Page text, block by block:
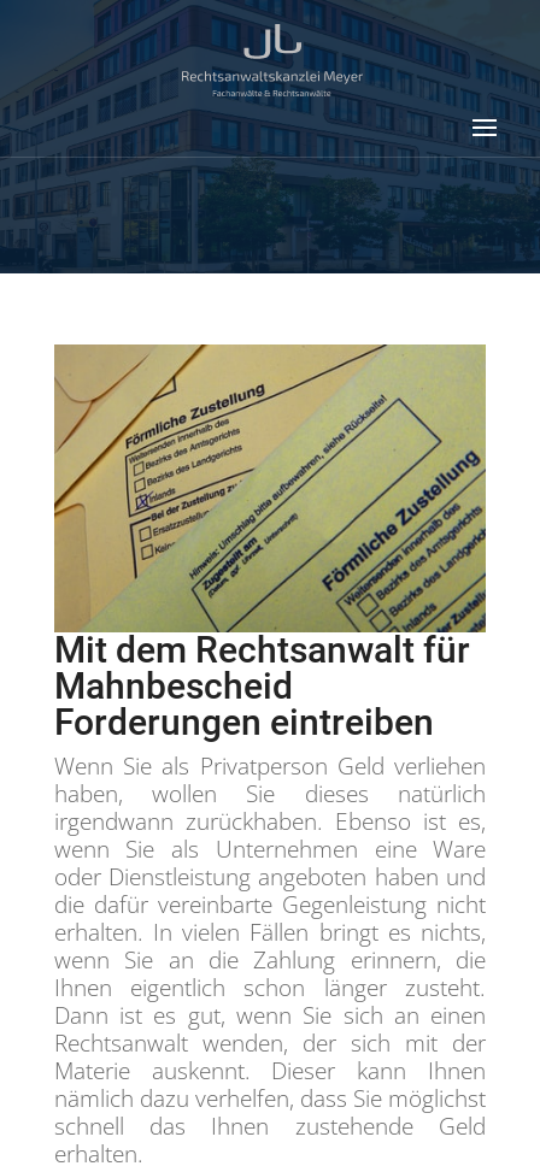
Mit dem Rechtsanwalt für
Mahnbescheid
Forderungen eintreiben
Wenn Sie als Privatperson Geld verliehen
haben, wollen Sie dieses natürlich
irgendwann zurückhaben. Ebenso ist es,
wenn Sie als Unternehmen eine Ware
oder Dienstleistung angeboten haben und
die dafür vereinbarte Gegenleistung nicht
erhalten. In vielen Fällen bringt es nichts,
wenn Sie an die Zahlung erinnern, die
Ihnen eigentlich schon länger zusteht.
Dann ist es gut, wenn Sie sich an einen
Rechtsanwalt wenden, der sich mit der
Materie auskennt. Dieser kann Ihnen
nämlich dazu verhelfen, dass Sie möglichst
schnell das Ihnen zustehende Geld
erhalten.